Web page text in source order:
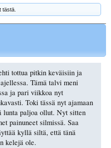
tästä.
tottua pitkin keväisiin ja
Tämä talvi meni
ja pari viikkoa nyt
Toki tässä nyt ajamaan
lunta paljoa ollut. Nyt sitten
painuneet silmissä. Saa
kyllä siltä, että tänä
kelejä ole.